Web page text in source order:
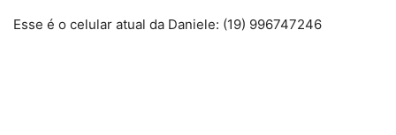
Esse é o celular atual da Daniele: (19) 996747246